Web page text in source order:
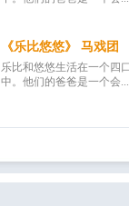
《乐比悠悠》 马戏团
乐比和悠悠生活在一个四
中。他们的爸爸是一个会...